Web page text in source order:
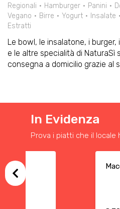
Regionali
Hamburger Panini
Vegano
Birre Yogurt Insalate
Estratti
Le bowl, le insalatone, i
e le altre specialità di NaturaSì
consegna a domicilio grazie al
In Evidenza
Prova i piatti che il locale
Macchiatone +